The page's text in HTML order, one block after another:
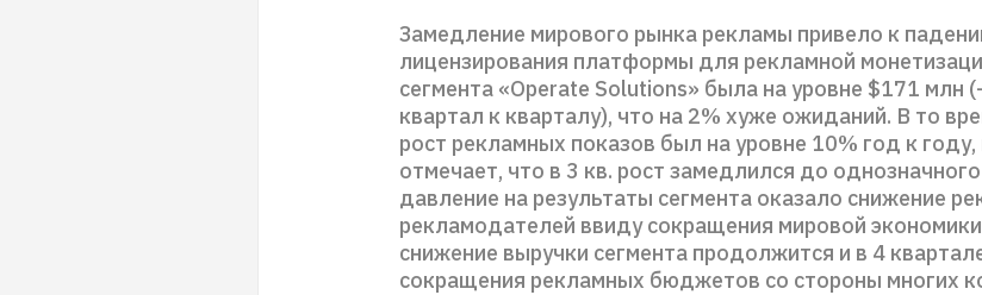
Замедление мирового рынка рекламы привело к
лицензирования платформы для рекламной
сегмента «Operate Solutions» была на уровне $171 млн
квартал к кварталу), что на 2% хуже ожиданий. В то
рост рекламных показов был на уровне 10% год к
отмечает, что в 3 кв. рост замедлился до
давление на результаты сегмента оказало снижение
рекламодателей ввиду сокращения мировой
снижение выручки сегмента продолжится и в 4
сокращения рекламных бюджетов со стороны многих